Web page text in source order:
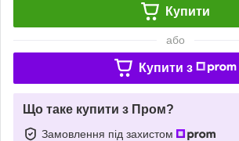
Купити
або
Купити з
Що таке купити з Пром?
Замовлення під захистом